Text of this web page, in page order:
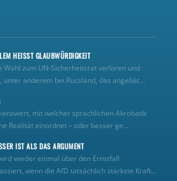
HEISST GLAUBWÜRDIGKEIT
Wahl zum UN‑Sicherheitsrat verloren und
unter anderem bei Russland, das angeblic...
mit welcher sprachlichen Akrobatik
Realität einordnet – oder besser ge...
IST ALS DAS ARGUMENT
wieder einmal über den Ernstfall
wenn die AfD tatsächlich stärkste Kraft...